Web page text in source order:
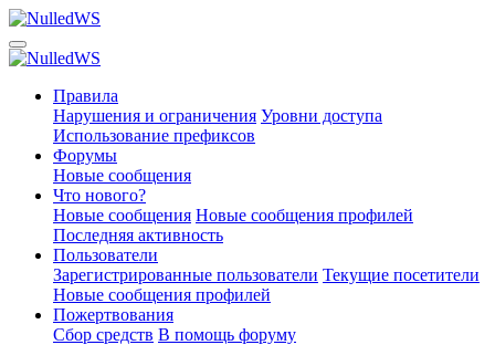
Правила
Нарушения и ограничения Уровни доступа
Использование префиксов
Форумы
Новые сообщения
Что нового?
Новые сообщения Новые сообщения профилей
Последняя активность
Пользователи
Зарегистрированные пользователи Текущие посетители
Новые сообщения профилей
Пожертвования
Сбор средств В помощь форуму